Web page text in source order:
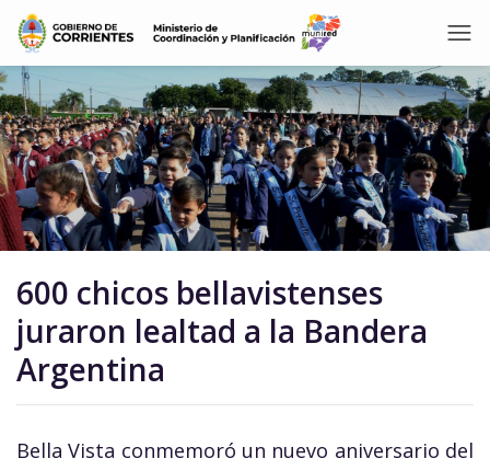
600 chicos bellavistenses
juraron lealtad a la Bandera
Argentina
Bella Vista conmemoró un nuevo aniversario del